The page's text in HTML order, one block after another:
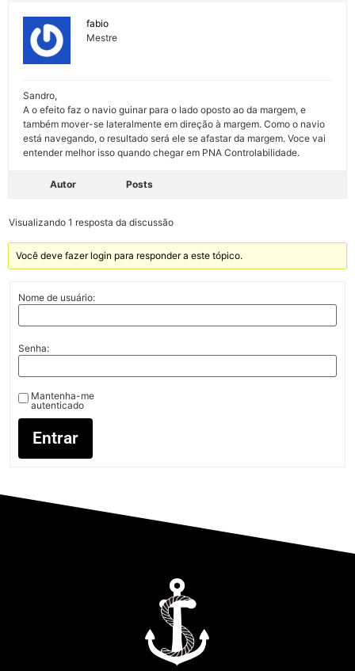
fabio
Mestre
Sandro,
A o efeito faz o navio guinar para o lado oposto ao da margem, e
também mover-se lateralmente em direção à margem. Como o navio
está navegando, o resultado será ele se afastar da margem. Voce vai
entender melhor isso quando chegar em PNA Controlabilidade.
Autor Posts
Visualizando 1 resposta da discussão
Você deve fazer login para responder a este tópico.
Nome de usuário:
Senha:
Mantenha-me
autenticado
Entrar